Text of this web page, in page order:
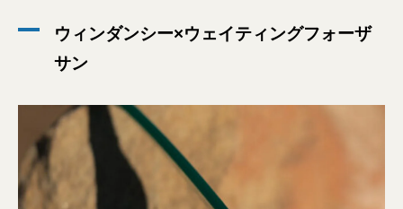
ウィンダンシー×ウェイティングフォーザ
サン